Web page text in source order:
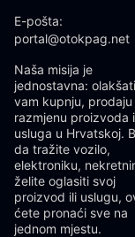
E-pošta:
portal@otokpag.net
Naša misija je
jednostavna: olakšati
vam kupnju, prodaju
razmjenu proizvoda i
usluga u Hrvatskoj.
da tražite vozilo,
elektroniku,
želite oglasiti svoj
proizvod ili uslugu,
ćete pronaći sve na
jednom mjestu.